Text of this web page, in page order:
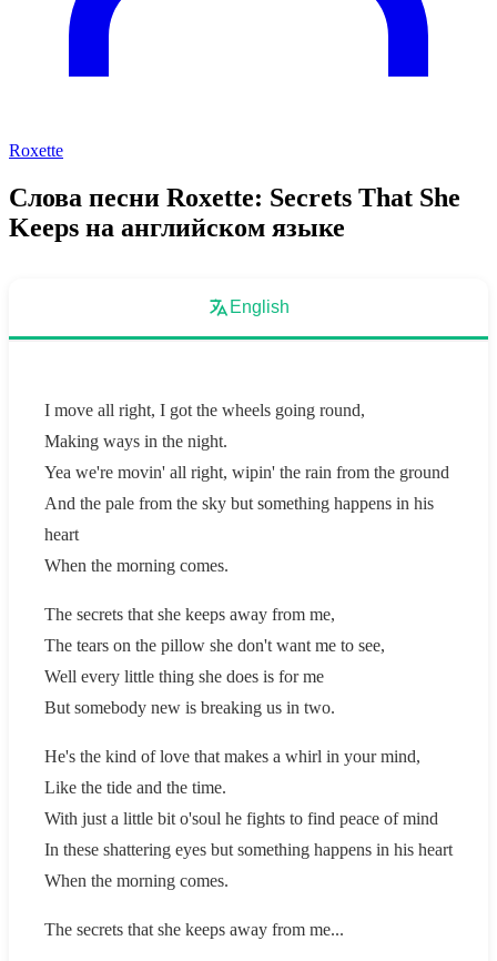
Roxette
Слова песни Roxette: Secrets That She
Keeps на английском языке
English
I move all right, I got the wheels going round,
Making ways in the night.
Yea we're movin' all right, wipin' the rain from the ground
And the pale from the sky but something happens in his
heart
When the morning comes.
The secrets that she keeps away from me,
The tears on the pillow she don't want me to see,
Well every little thing she does is for me
But somebody new is breaking us in two.
He's the kind of love that makes a whirl in your mind,
Like the tide and the time.
With just a little bit o'soul he fights to find peace of mind
In these shattering eyes but something happens in his heart
When the morning comes.
The secrets that she keeps away from me...